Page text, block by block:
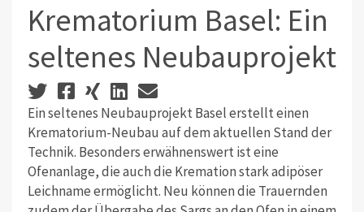
Krematorium Basel: Ein
seltenes Neubauprojekt
Ein seltenes Neubauprojekt Basel erstellt einen
Krematorium-Neubau auf dem aktuellen Stand der
Technik. Besonders erwähnenswert ist eine
Ofenanlage, die auch die Kremation stark adipöser
Leichname ermöglicht. Neu können die Trauernden